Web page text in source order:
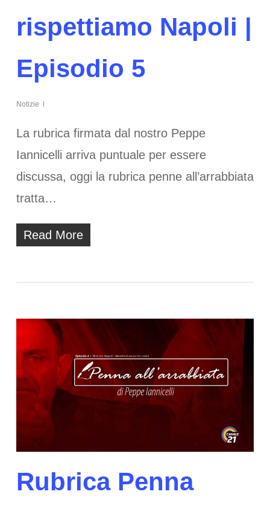
rispettiamo Napoli |
Episodio 5
Notizie
La rubrica firmata dal nostro Peppe
Iannicelli arriva puntuale per essere
discussa, oggi la rubrica penne all’arrabbiata
tratta…
Read More
Rubrica Penna